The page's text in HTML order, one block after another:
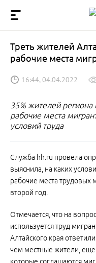
Треть жителей
рабочие места
16:44, 04.04.2022
35% жителей
рабочие места
условий труда
Служба hh.ru провела
выяснила, на каких
рабочие места трудовых
второй год.
Отмечается, что на
используется труд
Алтайского края
чем местные жители, еще